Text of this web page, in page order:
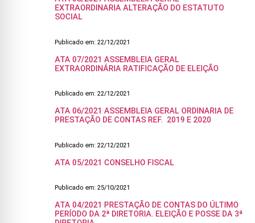
EXTRAORDINARIA ALTERAÇÃO DO ESTATUTO
SOCIAL
Publicado em: 22/12/2021
ATA 07/2021 ASSEMBLEIA GERAL
EXTRAORDINÁRIA RATIFICAÇÃO DE ELEIÇÃO
Publicado em: 22/12/2021
ATA 06/2021 ASSEMBLEIA GERAL ORDINARIA DE
PRESTAÇÃO DE CONTAS REF. 2019 E 2020
Publicado em: 22/12/2021
ATA 05/2021 CONSELHO FISCAL
Publicado em: 25/10/2021
ATA 04/2021 PRESTAÇÃO DE CONTAS DO ÚLTIMO
PERÍODO DA 2ª DIRETORIA. ELEIÇÃO E POSSE DA 3ª